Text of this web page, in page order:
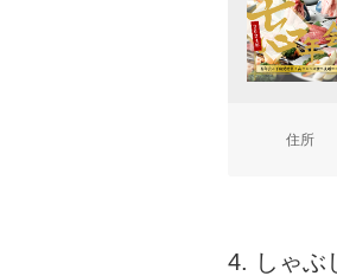
住所
4. しゃぶ